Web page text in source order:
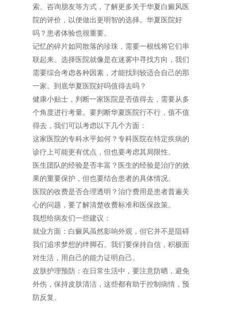
索、咨询朋友等方式，了解更多关于华夏白癜风医
院的评价，以便做出更明智的选择。华夏医院好
吗？患者体验也很重要。
记忆的碎片如同散落的珍珠，需要一根线将它们串
联起来。选择医院就像是在迷雾中寻找方向，我们
需要综合考虑各种因素，才能找到较适合自己的那
一家。到底华夏医院好吗值得去吗？
健康小贴士，判断一家医院是否值得去，需要从多
个角度进行考量。要判断华夏医院行不行，值不值
得去，我们可以考虑以下几个方面：
这家医院的专科水平如何？专科医院在特定疾病的
诊疗上可能更有优点，但也要考虑其局限性。
医生团队的经验是否丰富？医生的经验是治疗的效
果的重要保护，但也要结合患者的具体情况。
医院的收费是否合理透明？治疗费用是患者普遍关
心的问题，要了解清楚收费标准和医保政策。
我想给病友们一些建议：
就业方面：白癜风虽然影响外观，但它并不是阻碍
我们追求梦想的绊脚石。我们要保持自信，积极面
对生活，用自己的能力证明自己。
皮肤护理预防：在日常生活中，要注意防晒，避免
外伤，保持皮肤清洁，这些都有助于控制病情，预
防反复。